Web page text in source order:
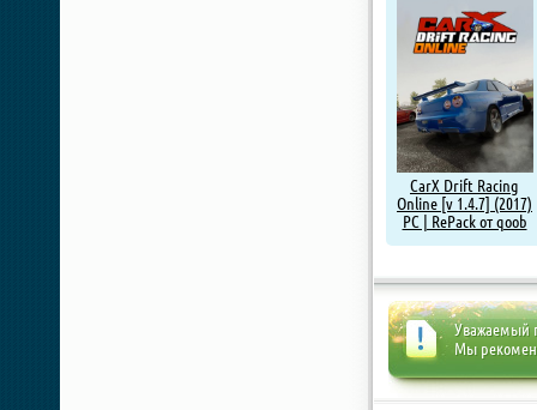
CarX Drift Racing
Online [v 1.4.7] (2017)
PC | RePack от qoob
Уважаемый
Мы